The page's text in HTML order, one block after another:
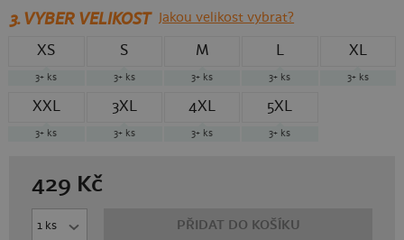
3.VYBER VELIKOST Jakou velikost vybrat?
XS
3+ ks
S
3+ ks
M
3+ ks
L
3+ ks
XL
3+ ks
XXL
3+ ks
3XL
3+ ks
4XL
3+ ks
5XL
3+ ks
429 Kč
PŘIDAT DO KOŠÍKU